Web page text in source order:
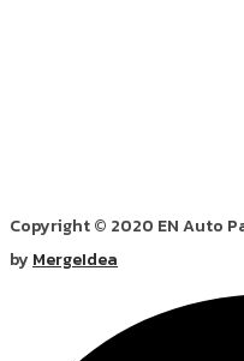
Copyright © 2020 EN Auto
by MergeIdea